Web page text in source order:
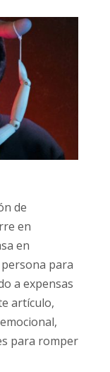
de
en
en
para
a expensas
artículo,
para romper